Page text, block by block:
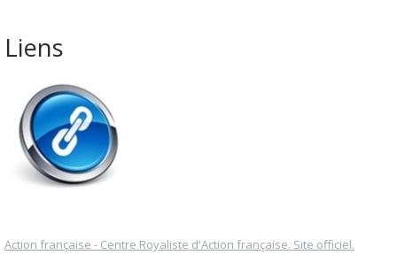
Liens
Action française - Centre Royaliste d'Action française. Site officiel.